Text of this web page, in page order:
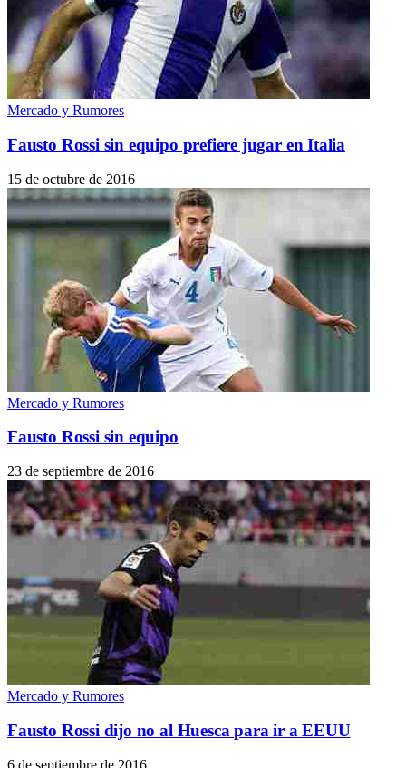
Mercado y Rumores
Fausto Rossi sin equipo prefiere jugar en Italia
15 de octubre de 2016
Mercado y Rumores
Fausto Rossi sin equipo
23 de septiembre de 2016
Mercado y Rumores
Fausto Rossi dijo no al Huesca para ir a EEUU
6 de septiembre de 2016